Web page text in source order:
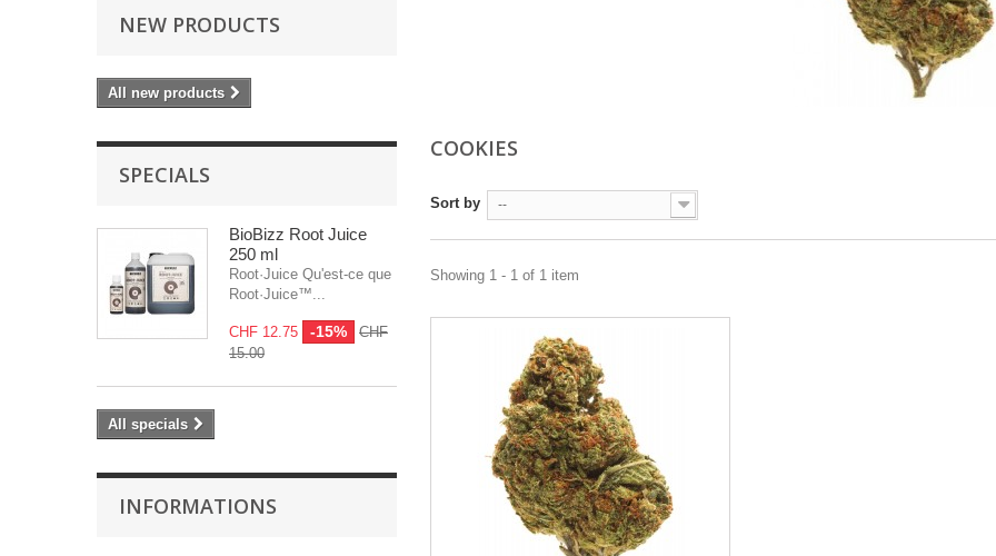
NEW PRODUCTS
All new products
SPECIALS
BioBizz Root Juice
250 ml
Root·Juice Qu'est-ce que
Root·Juice™...
CHF 12.75 -15%
CHF
15.00
All specials
INFORMATIONS
COOKIES
Sort by --
Showing 1 - 1 of 1 item